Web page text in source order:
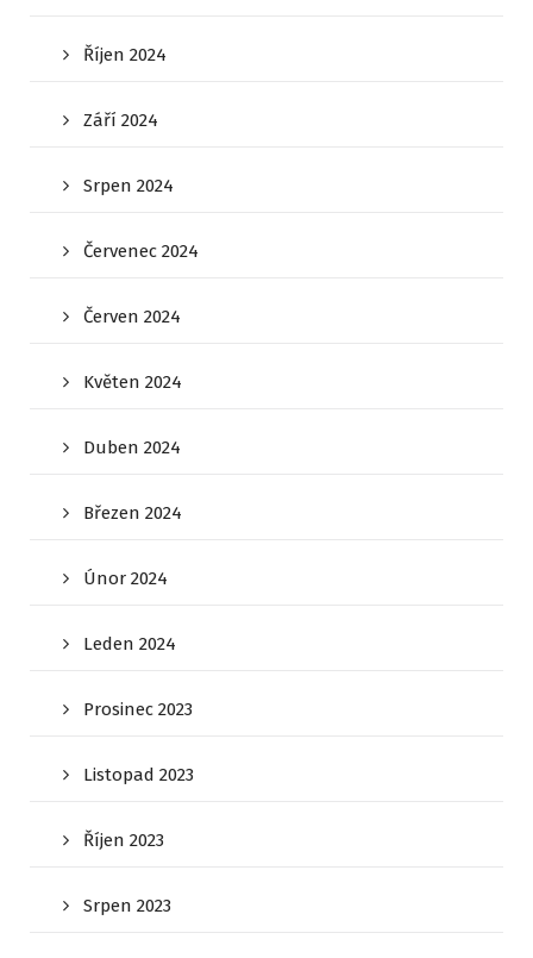
Říjen 2024
Září 2024
Srpen 2024
Červenec 2024
Červen 2024
Květen 2024
Duben 2024
Březen 2024
Únor 2024
Leden 2024
Prosinec 2023
Listopad 2023
Říjen 2023
Srpen 2023